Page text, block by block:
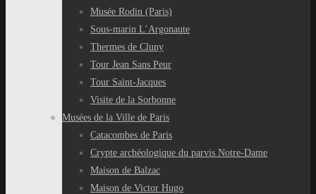
Musée Rodin (Paris)
Sous-marin L’Argonaute
Thermes de Cluny
Tour Jean Sans Peur
Tour Saint-Jacques
Visite de la Sorbonne
Musées de la Ville de Paris
Catacombes de Paris
Crypte archéologique du parvis Notre-Dame
Maison de Balzac
Maison de Victor Hugo